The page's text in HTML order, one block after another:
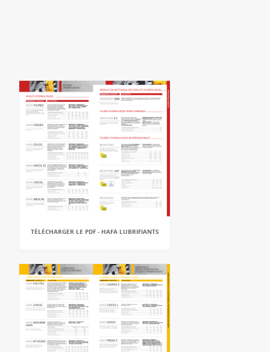
TÉLÉCHARGER LE PDF - HAFA LUBRIFIANTS